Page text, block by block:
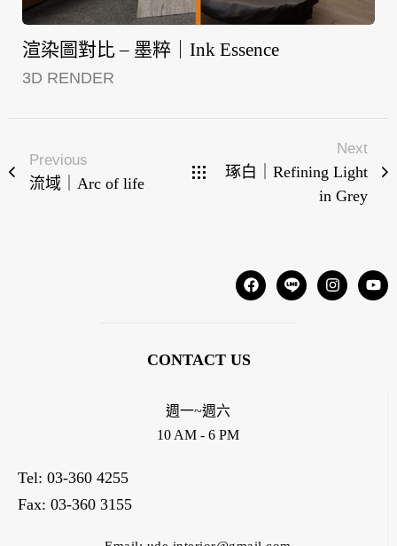
渲染圖對比 – 墨粹｜Ink Essence
3D RENDER
Previous
流域｜Arc of life
Next
琢白｜Refining Light
in Grey
CONTACT US
週一~週六
10 AM - 6 PM
Tel: 03-360 4255
Fax: 03-360 3155